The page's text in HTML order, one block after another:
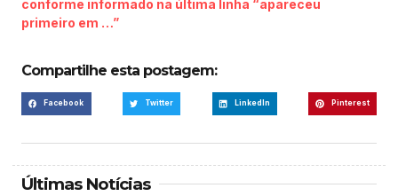
conforme informado na última linha “apareceu
primeiro em …”
Compartilhe esta postagem:
Facebook Twitter LinkedIn Pinterest
Últimas Notícias